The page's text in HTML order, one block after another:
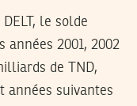
le solde
2001, 2002
de TND,
années suivantes